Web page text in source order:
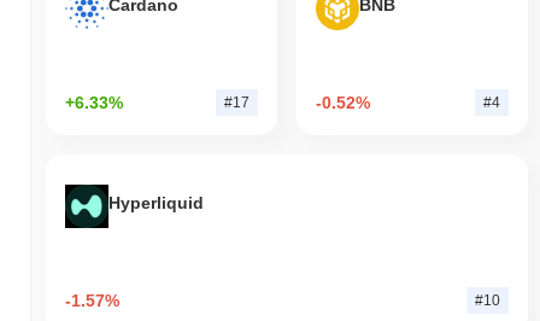
Cardano
+6.33% #17
BNB
-0.52% #4
Hyperliquid
-1.57% #10